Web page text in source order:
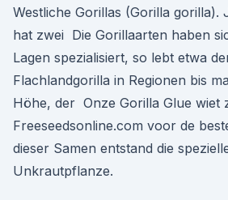
Westliche Gorillas (Gorilla gorilla).
hat zwei Die Gorillaarten haben
Lagen spezialisiert, so lebt etwa
Flachlandgorilla in Regionen bis
Höhe, der Onze Gorilla Glue wiet
Freeseedsonline.com voor de
dieser Samen entstand die
Unkrautpflanze.